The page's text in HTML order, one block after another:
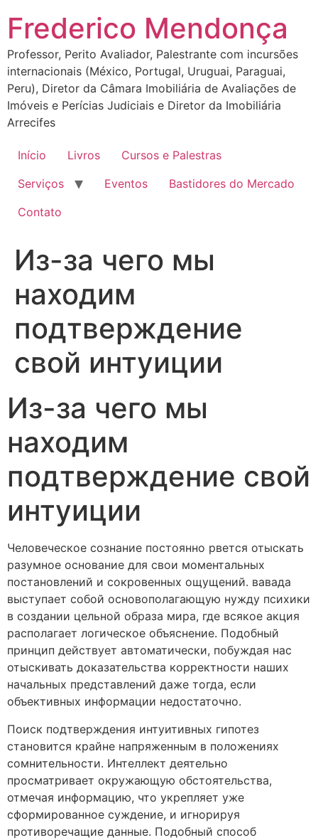
para
conteúdo
Frederico Mendonça
Professor, Perito Avaliador, Palestrante com incursões
internacionais (México, Portugal, Uruguai, Paraguai,
Peru), Diretor da Câmara Imobiliária de Avaliações de
Imóveis e Perícias Judiciais e Diretor da Imobiliária
Arrecifes
Início Livros
Cursos e Palestras
Serviços
Eventos
Bastidores do Mercado
Contato
Из-за чего мы
находим
подтверждение
свой интуиции
Из-за чего мы
находим
подтверждение свой
интуиции
Человеческое сознание постоянно рвется отыскать
разумное основание для свои моментальных
постановлений и сокровенных ощущений. вавада
выступает собой основополагающую нужду психики
в создании цельной образа мира, где всякое акция
располагает логическое объяснение. Подобный
принцип действует автоматически, побуждая нас
отыскивать доказательства корректности наших
начальных представлений даже тогда, если
объективных информации недостаточно.
Поиск подтверждения интуитивных гипотез
становится крайне напряженным в положениях
сомнительности. Интеллект деятельно
просматривает окружающую обстоятельства,
отмечая информацию, что укрепляет уже
сформированное суждение, и игнорируя
противоречащие данные. Подобный способ